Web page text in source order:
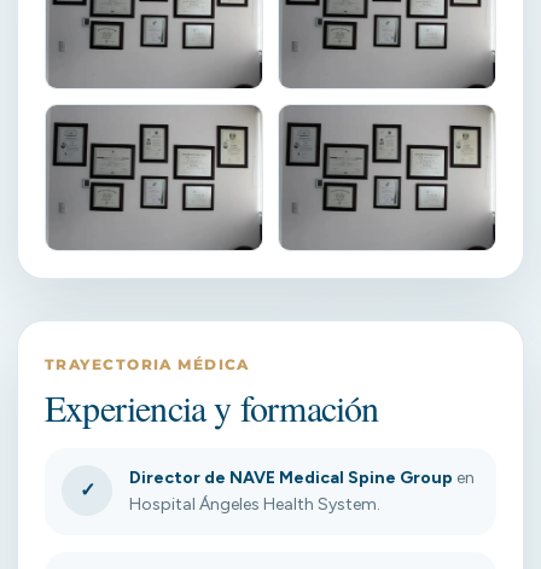
TRAYECTORIA MÉDICA
Experiencia y formación
✓
Director de NAVE Medical Spine Group en
Hospital Ángeles Health System.